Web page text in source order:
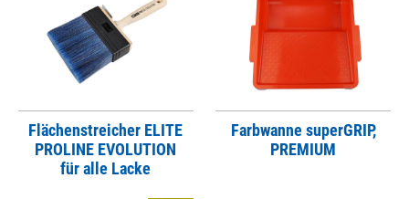
Flächenstreicher ELITE
PROLINE EVOLUTION
für alle Lacke
Farbwanne superGRIP,
PREMIUM